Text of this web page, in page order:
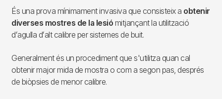
És una prova mínimament invasiva que consisteix a obtenir
diverses mostres de la lesió mitjançant la utilització
dʻagulla dʻalt calibre per sistemes de buit.
Generalment és un procediment que s'utilitza quan cal
obtenir major mida de mostra o com a segon pas, després
de biòpsies de menor calibre.